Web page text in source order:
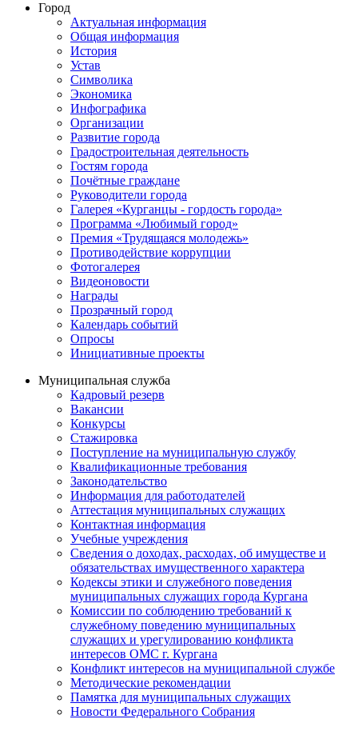
Город
Актуальная информация
Общая информация
История
Устав
Символика
Экономика
Инфографика
Организации
Развитие города
Градостроительная деятельность
Гостям города
Почётные граждане
Руководители города
Галерея «Курганцы - гордость города»
Программа «Любимый город»
Премия «Трудящаяся молодежь»
Противодействие коррупции
Фотогалерея
Видеоновости
Награды
Прозрачный город
Календарь событий
Опросы
Инициативные проекты
Муниципальная служба
Кадровый резерв
Вакансии
Конкурсы
Стажировка
Поступление на муниципальную службу
Квалификационные требования
Законодательство
Информация для работодателей
Аттестация муниципальных служащих
Контактная информация
Учебные учреждения
Сведения о доходах, расходах, об имуществе и
обязательствах имущественного характера
Кодексы этики и служебного поведения
муниципальных служащих города Кургана
Комиссии по соблюдению требований к
служебному поведению муниципальных
служащих и урегулированию конфликта
интересов ОМС г. Кургана
Конфликт интересов на муниципальной службе
Методические рекомендации
Памятка для муниципальных служащих
Новости Федерального Cобрания